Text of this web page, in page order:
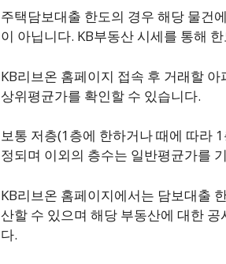
주택담보대출 한도의 경우 해당 물건
이 아닙니다. KB부동산 시세를 통해
KB리브온 홈페이지 접속 후 거래할
상위평균가를 확인할 수 있습니다.
보통 저층(1층에 한하거나 때에 따라
정되며 이외의 층수는 일반평균가를
KB리브온 홈페이지에서는 담보대출
산할 수 있으며 해당 부동산에 대한
다.